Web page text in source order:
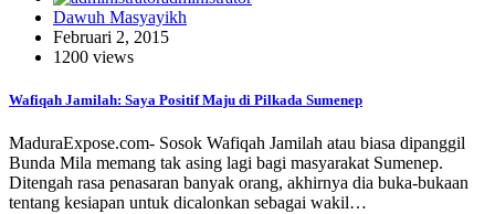
Dawuh Masyayikh
Februari 2, 2015
1200 views
Wafiqah Jamilah: Saya Positif Maju di Pilkada Sumenep
MaduraExpose.com- Sosok Wafiqah Jamilah atau biasa dipanggil
Bunda Mila memang tak asing lagi bagi masyarakat Sumenep.
Ditengah rasa penasaran banyak orang, akhirnya dia buka-bukaan
tentang kesiapan untuk dicalonkan sebagai wakil…